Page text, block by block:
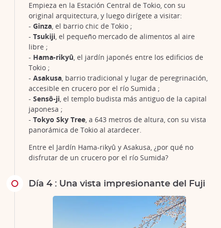
Empieza en la Estación Central de Tokio, con su
original arquitectura, y luego dirígete a visitar:
- Ginza, el barrio chic de Tokio ;
- Tsukiji, el pequeño mercado de alimentos al aire
libre ;
- Hama-rikyû, el jardín japonés entre los edificios de
Tokio ;
- Asakusa, barrio tradicional y lugar de peregrinación,
accesible en crucero por el río Sumida ;
- Sensô-ji, el templo budista más antiguo de la capital
japonesa ;
- Tokyo Sky Tree, a 643 metros de altura, con su vista
panorámica de Tokio al atardecer.
Entre el Jardín Hama-rikyû y Asakusa, ¿por qué no
disfrutar de un crucero por el río Sumida?
Día 4 : Una vista impresionante del Fuji